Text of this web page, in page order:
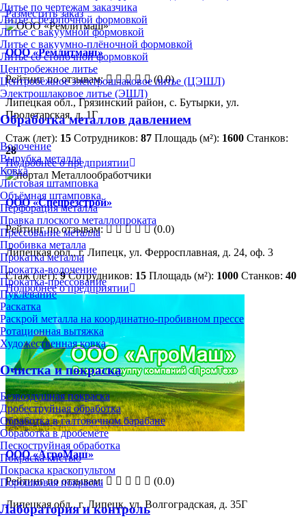
Литье по чертежам заказчика
Литье с безопочной формовкой
Литье с вакуумной формовкой
Литье с вакуумно-плёночной формовкой
Литье со стопочной формовкой
Центробежное литье
Центробежное электрошлаковое литье (ЦЭШЛ)
Электрошлаковое литье (ЭШЛ)
Обработка металлов давлением
Волочение
Вырубка металла
Ковка
Листовая штамповка
Объёмная штамповка
Перфорация металла
Правка плоского металлопроката
Прессование металла
Пробивка металла
Прокатка металла
Прокатка-волочение
Прокатка-прессование
Пуклевание
Раскатка
Раскрой металла на координатно-пробивном прессе
Ротационная вытяжка
Художественная ковка
Очистка и покраска
Безвоздушная покраска
Дробеструйная обработка
Обработка в галтовочном барабане
Обработка в дробемёте
Пескоструйная обработка
Покраска кистью
Покраска краскопультом
Порошковая покраска
Лаборатория и контроль
Разместить заказ
ООО «Ремлитмаш»
Рейтинг по отзывам:
(0.0)
Липецкая обл., Грязинский район, с. Бутырки, ул.
Пролетарская, д. 1Г
Стаж (лет): 15 Сотрудников: 87 Площадь (м²): 1600 Станков:
28
Подробнее о предприятии
ООО «Спецрезстрой»
Рейтинг по отзывам:
(0.0)
Липецкая обл., г. Липецк, ул. Ферросплавная, д. 24, оф. 3
Стаж (лет):9 Сотрудников: 15 Площадь (м²): 1000 Станков: 40
Подробнее о предприятии
ООО «АгроМаш»
Рейтинг по отзывам:
(0.0)
Липецкая обл., г. Липецк, ул. Волгоградская, д. 35Г